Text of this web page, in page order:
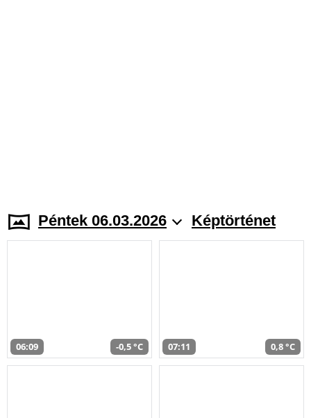
Péntek 06.03.2026 Képtörténet
06:09 -0,5 °C 07:11 0,8 °C